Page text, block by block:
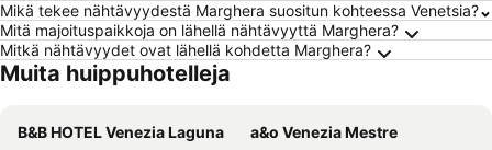
Mikä tekee nähtävyydestä Marghera suositun kohteessa Venetsia?
Mitä majoituspaikkoja on lähellä nähtävyyttä Marghera?
Mitkä nähtävyydet ovat lähellä kohdetta Marghera?
Muita huippuhotelleja
B&B HOTEL Venezia Laguna
a&o Venezia Mestre